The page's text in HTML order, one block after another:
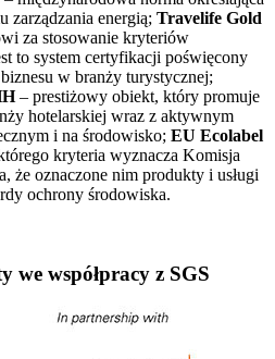
zarządzania energią; Travelife Gold
za stosowanie kryteriów
to system certyfikacji poświęcony
w branży turystycznej;
– prestiżowy obiekt, który promuje
hotelarskiej wraz z aktywnym
i na środowisko; EU Ecolabel
kryteria wyznacza Komisja
że oznaczone nim produkty i usługi
ochrony środowiska.
we współpracy z SGS